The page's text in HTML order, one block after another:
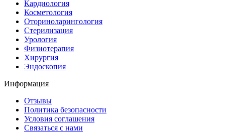
Кардиология
Косметология
Оториноларингология
Стерилизация
Урология
Физиотерапия
Хирургия
Эндоскопия
Информация
Отзывы
Политика безопасности
Условия соглашения
Связаться с нами